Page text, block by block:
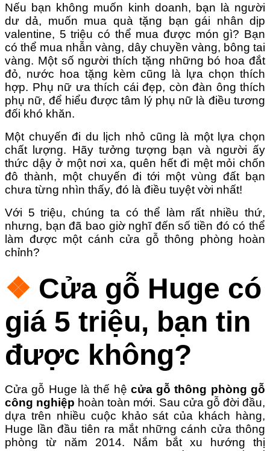
Nếu bạn không muốn kinh doanh, bạn là người
dư dả, muốn mua quà tặng bạn gái nhân dịp
valentine, 5 triệu có thể mua được món gì? Bạn
có thể mua nhẫn vàng, dây chuyền vàng, bông tai
vàng. Một số người thích tặng những bó hoa đắt
đỏ, nước hoa tặng kèm cũng là lựa chọn thích
hợp. Phụ nữ ưa thích cái đẹp, còn đàn ông thích
phụ nữ, để hiểu được tâm lý phụ nữ là điều tương
đối khó khăn.
Một chuyến đi du lịch nhỏ cũng là một lựa chọn
chất lượng. Hãy tưởng tượng bạn và người ấy
thức dậy ở một nơi xa, quên hết đi mệt mỏi chốn
đô thành, một chuyến đi tới một vùng đất bạn
chưa từng nhìn thấy, đó là điều tuyệt vời nhất!
Với 5 triệu, chúng ta có thể làm rất nhiều thứ,
nhưng, bạn đã bao giờ nghĩ đến số tiền đó có thể
làm được một cánh cửa gỗ thông phòng hoàn
chỉnh?
❖ Cửa gỗ Huge có
giá 5 triệu, bạn tin
được không?
Cửa gỗ Huge là thế hệ cửa gỗ thông phòng gỗ
công nghiệp hoàn toàn mới. Sau cửa gỗ đời đầu,
dựa trên nhiều cuộc khảo sát của khách hàng,
Huge lần đầu tiên ra mắt những cánh cửa thông
phòng từ năm 2014. Nắm bắt xu hướng thị